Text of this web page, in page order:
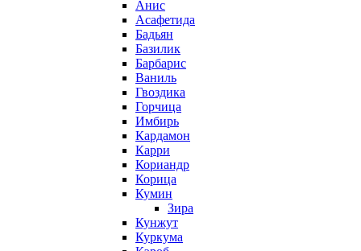
Анис
Асафетида
Бадьян
Базилик
Барбарис
Ваниль
Гвоздика
Горчица
Имбирь
Кардамон
Карри
Кориандр
Корица
Кумин
Зира
Кунжут
Куркума